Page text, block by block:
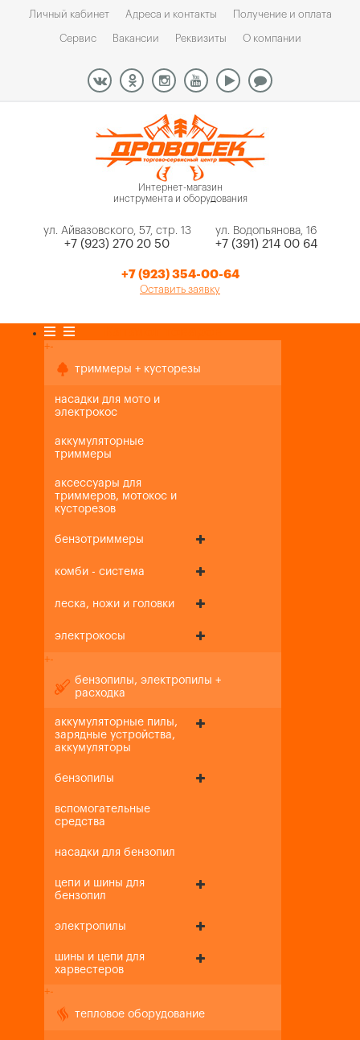
Личный кабинет Адреса и контакты Получение и оплата
Сервис Вакансии Реквизиты О компании
Интернет-магазин
инструмента и оборудования
ул. Айвазовского, 57, стр. 13
+7 (923) 270 20 50
ул. Водопьянова, 16
+7 (391) 214 00 64
+7 (923) 354-00-64
Оставить заявку
+-
триммеры + кусторезы
насадки для мото и
электрокос
аккумуляторные
триммеры
аксессуары для
триммеров, мотокос и
кусторезов
бензотриммеры
комби - система
леска, ножи и головки
электрокосы
+-
бензопилы, электропилы +
расходка
аккумуляторные пилы,
зарядные устройства,
аккумуляторы
бензопилы
вспомогательные
средства
насадки для бензопил
цепи и шины для
бензопил
электропилы
шины и цепи для
харвестеров
+-
тепловое оборудование